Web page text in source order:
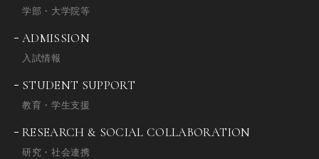
学部・大学院等
ADMISSION
入試情報
STUDENT SUPPORT
教育・学生支援
RESEARCH & SOCIAL COLLABORATION
研究・社会連携